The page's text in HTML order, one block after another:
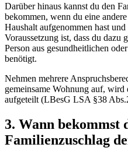
Darüber hinaus kannst du den
bekommen, wenn du eine
Haushalt aufgenommen hast
Voraussetzung ist, dass du dazu
Person aus gesundheitlichen
benötigt.
Nehmen mehrere
gemeinsame Wohnung auf,
aufgeteilt (LBesG LSA §38
3. Wann bekommst
Familienzuschlag